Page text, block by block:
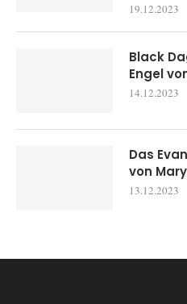
19.12.2023
Black
Engel
14.12.2023
Das
von
13.12.2023